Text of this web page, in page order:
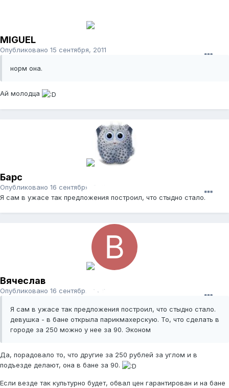
MIGUEL
Опубликовано 15 сентября, 2011
норм она.
Ай молодца
Барс
Опубликовано 16 сентября, 2011
Я сам в ужасе так предложения построил, что стыдно стало.
Вячеслав
Опубликовано 16 сентября, 2011
Я сам в ужасе так предложения построил, что стыдно стало.
девушка - в бане открыла парикмахерскую. То, что сделать в
городе за 250 можно у нее за 90. Эконом
Да, порадовало то, что другие за 250 рублей за углом и в
подъезде делают, она в бане за 90.
Если везде так культурно будет, обвал цен гарантирован и на бане